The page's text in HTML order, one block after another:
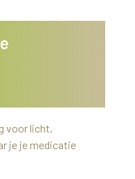
voor licht,
je je medicatie